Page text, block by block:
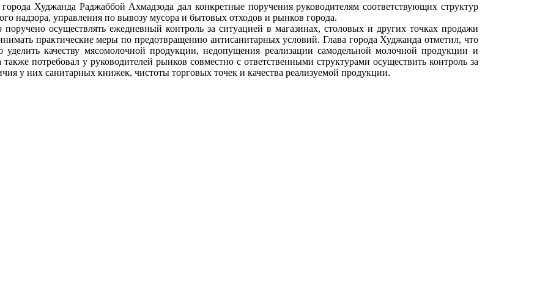
города Худжанда Раджаббой Ахмадзода дал конкретные поручения руководителям соответствующих структур
надзора, управления по вывозу мусора и бытовых отходов и рынков города.
поручено осуществлять ежедневный контроль за ситуацией в магазинах, столовых и других точках продажи
практические меры по предотвращению антисанитарных условий. Глава города Худжанда отметил, что
уделить качеству мясомолочной продукции, недопущения реализации самодельной молочной продукции и
потребовал у руководителей рынков совместно с ответственными структурами осуществить контроль за
у них санитарных книжек, чистоты торговых точек и качества реализуемой продукции.